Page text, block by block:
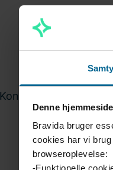
Denne
Bravida bruger
cookies har vi
browseroplevelse:
Kontakt os